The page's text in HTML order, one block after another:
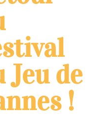
Jeu de
!